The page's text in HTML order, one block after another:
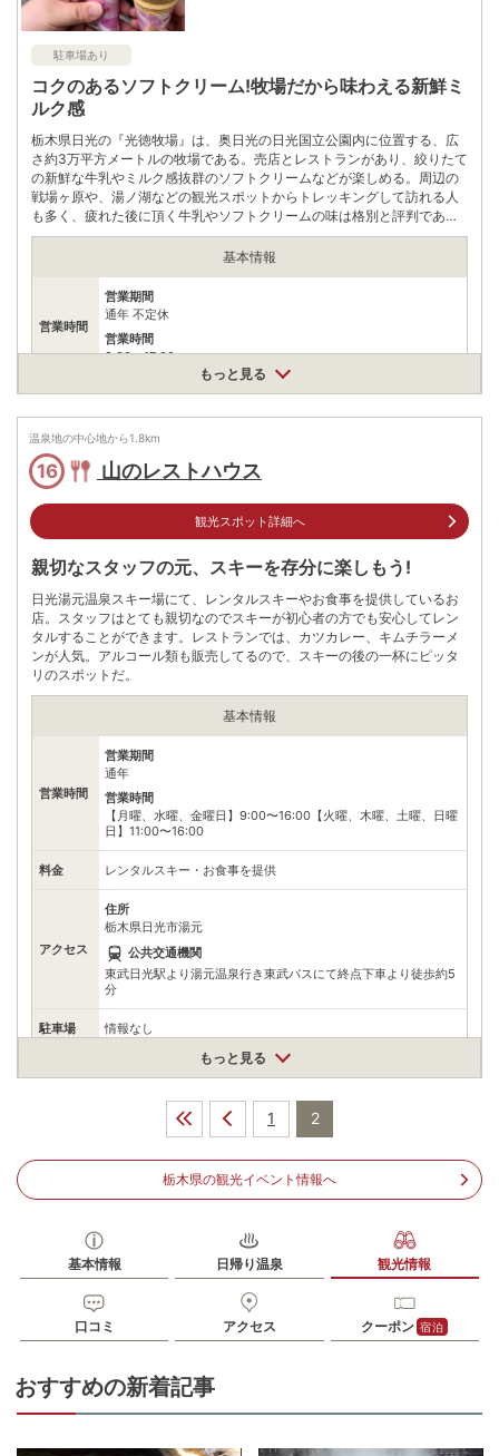
駐車場あり
コクのあるソフトクリーム!牧場だから味わえる新鮮ミ
ルク感
栃木県日光の『光徳牧場』は、奥日光の日光国立公園内に位置する、広
さ約3万平方メートルの牧場である。売店とレストランがあり、絞りたて
の新鮮な牛乳やミルク感抜群のソフトクリームなどが楽しめる。周辺の
戦場ヶ原や、湯ノ湖などの観光スポットからトレッキングして訪れる人
も多く、疲れた後に頂く牛乳やソフトクリームの味は格別と評判であ
る。標高が高いこともあり涼しく森林浴も楽しめ、癒しのスポットにも
基本情報
営業時間
営業期間
通年 不定休
営業時間
8:30〜17:00
牧場ランチセット(ミニステーキ、ミニサラダ、ライス付)1900
栃木県日光市中宮祠2452
清滝ICより車で約30分
公共交通機関
JR日光駅、東武日光駅より東武バス(約70分)光徳温泉·日光アス
トリアホテルバス停下車スグ
駐車場 無料（50台）
電話番号 0288550256
※ 掲載情報は変更になる場合があります。最新の内容はご利用前にご自身でお
※ 料金情報は税込・税抜表記が混ざっております。正しい金額はご利用前にご
自身でお問合せください。
もっと見る
温泉地の中心地から1.8km
16 山のレストハウス
観光スポット詳細へ
親切なスタッフの元、スキーを存分に楽しもう!
日光湯元温泉スキー場にて、レンタルスキーやお食事を提供しているお
店。スタッフはとても親切なのでスキーが初心者の方でも安心してレン
タルすることができます。レストランでは、カツカレー、キムチラーメ
ンが人気。アルコール類も販売してるので、スキーの後の一杯にピッタ
リのスポットだ。
基本情報
営業時間
営業期間
通年
営業時間
【月曜、水曜、金曜日】9:00〜16:00【火曜、木曜、土曜、日曜
日】11:00〜16:00
料金 レンタルスキー・お食事を提供
アクセス
住所
栃木県日光市湯元
公共交通機関
東武日光駅より湯元温泉行き東武バスにて終点下車より徒歩約5
分
駐車場 情報なし
※ 掲載情報は変更になる場合があります。最新の内容はご利用前にご自身でお
※ 料金情報は税込・税抜表記が混ざっております。正しい金額はご利用前にご
自身でお問合せください。
もっと見る
1 2
栃木県の観光イベント情報へ
基本情報 日帰り温泉 観光情報
口コミ アクセス クーポン 宿泊
おすすめの新着記事